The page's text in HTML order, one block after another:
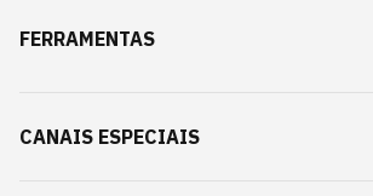
FERRAMENTAS
CANAIS ESPECIAIS